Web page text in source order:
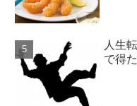
人生
で得